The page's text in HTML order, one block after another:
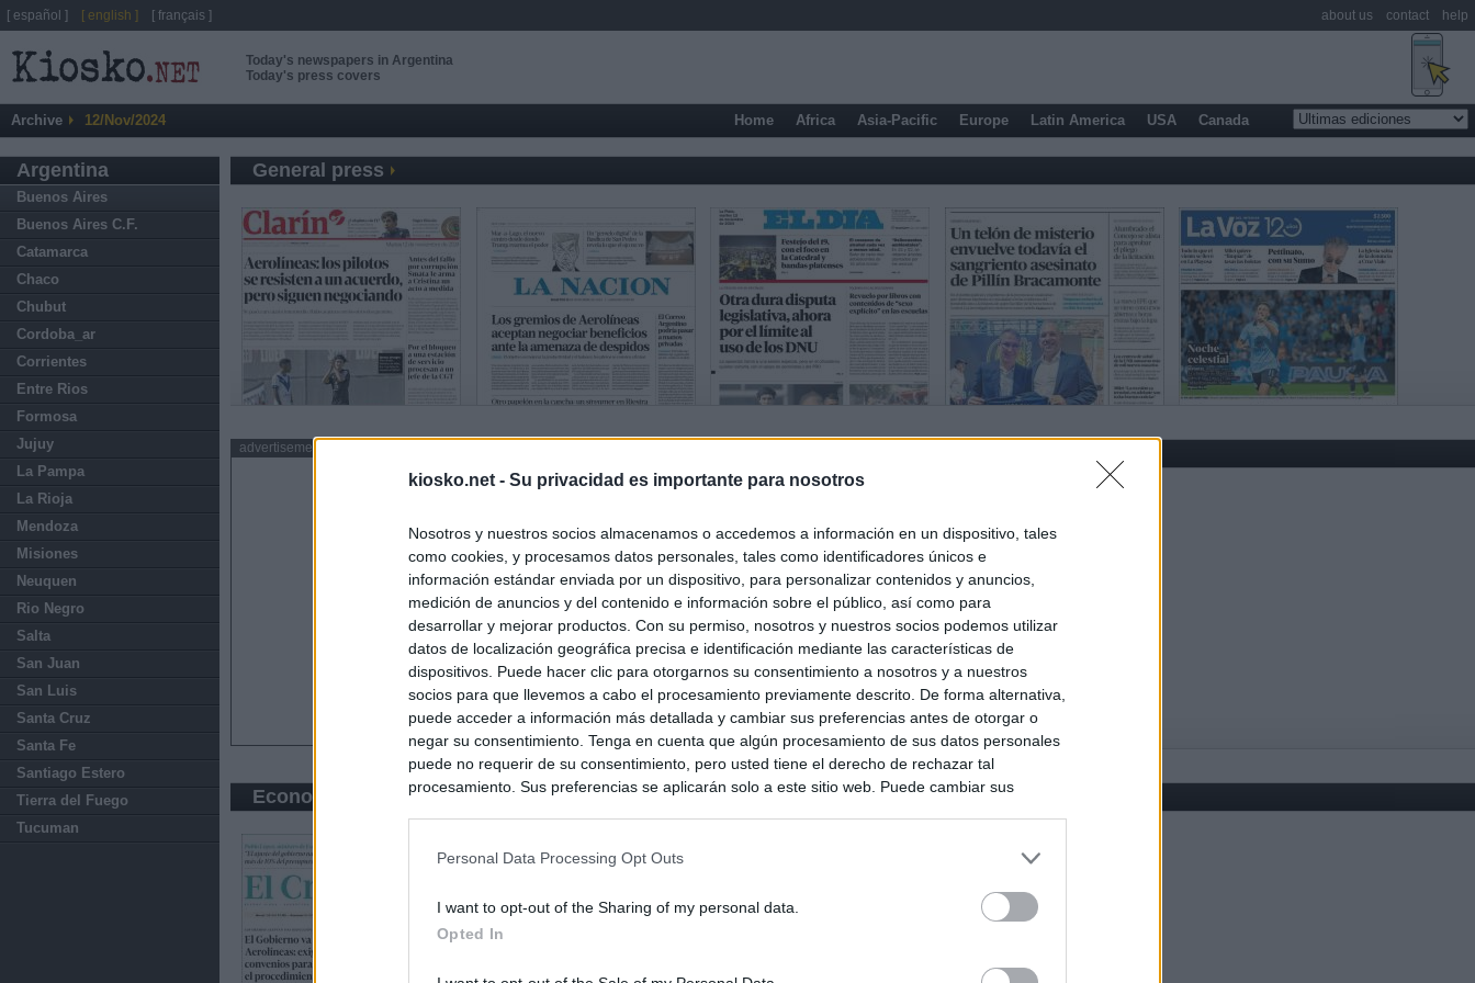
kiosko.net - Su privacidad es importante para nosotros
Nosotros y nuestros socios almacenamos o accedemos a información en un dispositivo, tales
como cookies, y procesamos datos personales, tales como identificadores únicos e
información estándar enviada por un dispositivo, para personalizar contenidos y anuncios,
medición de anuncios y del contenido e información sobre el público, así como para
desarrollar y mejorar productos. Con su permiso, nosotros y nuestros socios podemos utilizar
datos de localización geográfica precisa e identificación mediante las características de
dispositivos. Puede hacer clic para otorgarnos su consentimiento a nosotros y a nuestros
socios para que llevemos a cabo el procesamiento previamente descrito. De forma alternativa,
puede acceder a información más detallada y cambiar sus preferencias antes de otorgar o
negar su consentimiento. Tenga en cuenta que algún procesamiento de sus datos personales
puede no requerir de su consentimiento, pero usted tiene el derecho de rechazar tal
procesamiento. Sus preferencias se aplicarán solo a este sitio web. Puede cambiar sus
Personal Data Processing Opt Outs
I want to opt-out of the Sharing of my personal data.
Opted In
Today's newspapers in Argentina
Today's press covers
Archive 12/Nov/2024 Home Africa Asia-Pacific Europe Latin America USA Canada
Argentina
Buenos Aires
Buenos Aires C.F.
Catamarca
Chaco
Chubut
Cordoba_ar
Corrientes
Entre Rios
Formosa
Jujuy
La Pampa
La Rioja
Mendoza
Misiones
Neuquen
Rio Negro
Salta
San Juan
San Luis
Santa Cruz
Santa Fe
Santiago Estero
Tierra del Fuego
Tucuman
General press
advertisement
Economic press
[ español ] [ english ] [ français ] about us contact help